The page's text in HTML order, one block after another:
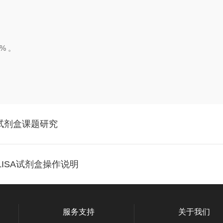
% 。
剂盒课题研究
试剂盒操作说明
服务支持 关于我们